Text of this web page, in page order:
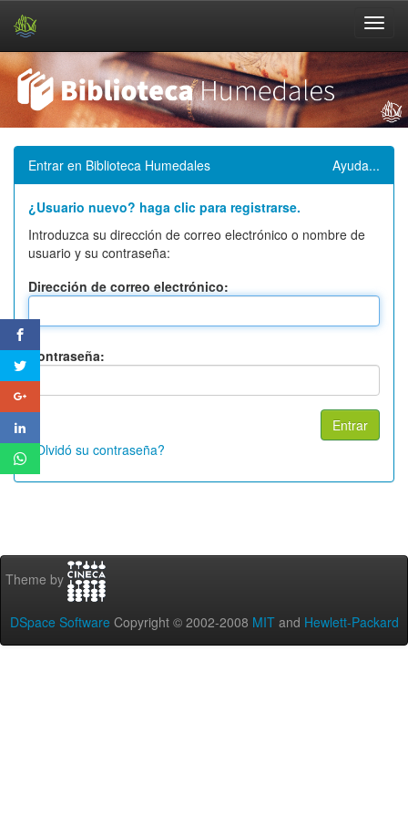
navigation
Entrar en Biblioteca Humedales Ayuda...
¿Usuario nuevo? haga clic para registrarse.
Introduzca su dirección de correo electrónico o nombre de
usuario y su contraseña:
Dirección de correo electrónico:
Contraseña:
¿Olvidó su contraseña?
Theme by
DSpace Software Copyright © 2002-2008 MIT and Hewlett-Packard